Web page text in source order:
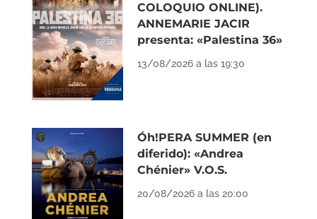
COLOQUIO ONLINE).
ANNEMARIE JACIR
presenta: «Palestina 36»
13/08/2026 a las 19:30
Óh!PERA SUMMER (en
diferido): «Andrea
Chénier» V.O.S.
20/08/2026 a las 20:00